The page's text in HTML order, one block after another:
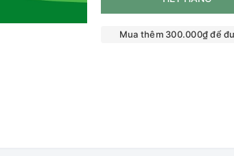
Mua thêm 300.000₫ để